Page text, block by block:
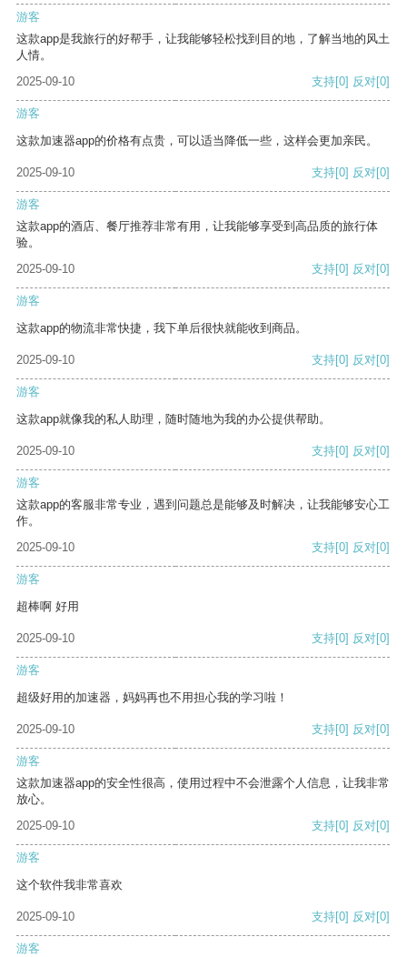
游客
这款app是我旅行的好帮手，让我能够轻松找到目的地，了解当地的风土
人情。
2025-09-10
支持[0] 反对[0]
游客
这款加速器app的价格有点贵，可以适当降低一些，这样会更加亲民。
2025-09-10 支持[0] 反对[0]
游客
这款app的酒店、餐厅推荐非常有用，让我能够享受到高品质的旅行体
验。
2025-09-10
支持[0] 反对[0]
游客
这款app的物流非常快捷，我下单后很快就能收到商品。
2025-09-10 支持[0] 反对[0]
游客
这款app就像我的私人助理，随时随地为我的办公提供帮助。
2025-09-10 支持[0] 反对[0]
游客
这款app的客服非常专业，遇到问题总是能够及时解决，让我能够安心工
作。
2025-09-10
支持[0] 反对[0]
游客
超棒啊 好用
2025-09-10 支持[0] 反对[0]
游客
超级好用的加速器，妈妈再也不用担心我的学习啦！
2025-09-10 支持[0] 反对[0]
游客
这款加速器app的安全性很高，使用过程中不会泄露个人信息，让我非常
放心。
2025-09-10
支持[0] 反对[0]
游客
这个软件我非常喜欢
2025-09-10 支持[0] 反对[0]
游客